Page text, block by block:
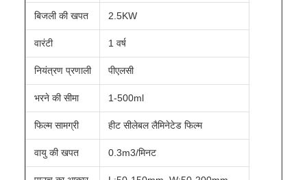
बिजली की खपत 2.5KW
वारंटी 1 वर्ष
नियंत्रण प्रणाली पीएलसी
भरने की सीमा 1-500ml
फिल्म सामग्री हीट सीलेबल लैमिनेटेड फिल्म
वायु की खपत 0.3m3/मिनट